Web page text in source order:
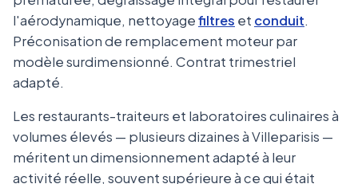
l'aérodynamique, nettoyagefiltres et conduit.
Préconisation de remplacement moteur par
modèle surdimensionné. Contrat trimestriel
adapté.
Les restaurants-traiteurs et laboratoires culinaires à
volumes élevés — plusieurs dizaines à Villeparisis —
méritent un dimensionnement adapté à leur
activité réelle, souvent supérieure à ce qui était